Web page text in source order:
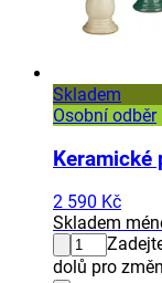
Skladem
Osobní odběr
Keramické
2 590 Kč
Skladem
dolů pro